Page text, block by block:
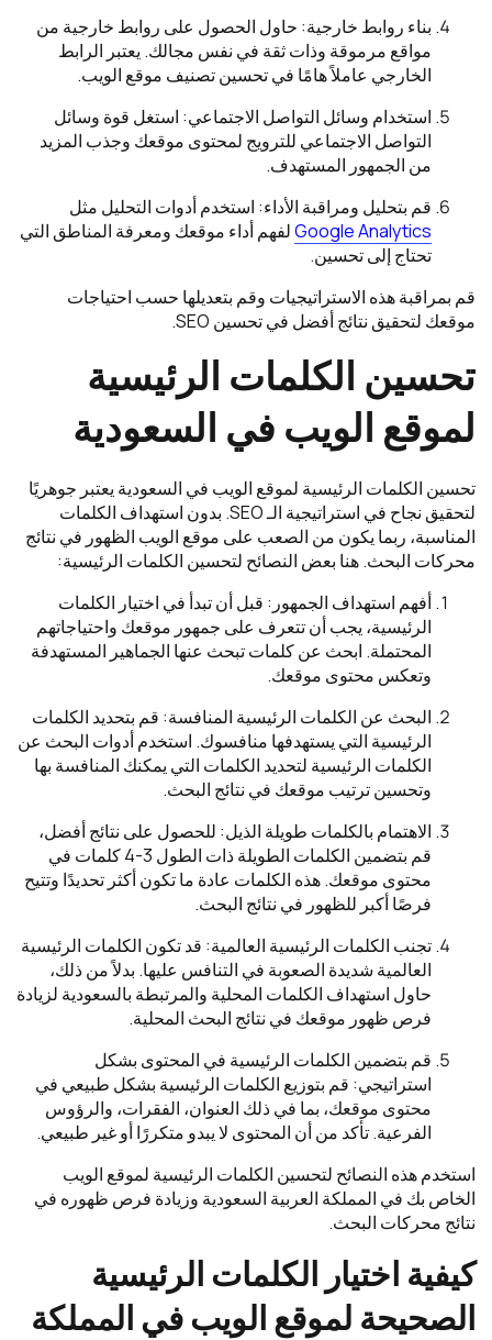
بناء روابط خارجية: حاول الحصول على روابط خارجية من
مواقع مرموقة وذات ثقة في نفس مجالك. يعتبر الرابط
الخارجي عاملاً هامًا في تحسين تصنيف موقع الويب.
استخدام وسائل التواصل الاجتماعي: استغل قوة وسائل
التواصل الاجتماعي للترويج لمحتوى موقعك وجذب المزيد
من الجمهور المستهدف.
قم بتحليل ومراقبة الأداء: استخدم أدوات التحليل مثل
Google Analyticsلفهم أداء موقعك ومعرفة المناطق التي
تحتاج إلى تحسين.
قم بمراقبة هذه الاستراتيجيات وقم بتعديلها حسب احتياجات
موقعك لتحقيق نتائج أفضل في تحسين SEO.
تحسين الكلمات الرئيسية
لموقع الويب في السعودية
تحسين الكلمات الرئيسية لموقع الويب في السعودية يعتبر جوهريًا
لتحقيق نجاح في استراتيجية الـ SEO. بدون استهداف الكلمات
المناسبة، ربما يكون من الصعب على موقع الويب الظهور في نتائج
محركات البحث. هنا بعض النصائح لتحسين الكلمات الرئيسية:
أفهم استهداف الجمهور: قبل أن تبدأ في اختيار الكلمات
الرئيسية، يجب أن تتعرف على جمهور موقعك واحتياجاتهم
المحتملة. ابحث عن كلمات تبحث عنها الجماهير المستهدفة
وتعكس محتوى موقعك.
البحث عن الكلمات الرئيسية المنافسة: قم بتحديد الكلمات
الرئيسية التي يستهدفها منافسوك. استخدم أدوات البحث عن
الكلمات الرئيسية لتحديد الكلمات التي يمكنك المنافسة بها
وتحسين ترتيب موقعك في نتائج البحث.
الاهتمام بالكلمات طويلة الذيل: للحصول على نتائج أفضل،
قم بتضمين الكلمات الطويلة ذات الطول 3-4 كلمات في
محتوى موقعك. هذه الكلمات عادة ما تكون أكثر تحديدًا وتتيح
فرصًا أكبر للظهور في نتائج البحث.
تجنب الكلمات الرئيسية العالمية: قد تكون الكلمات الرئيسية
العالمية شديدة الصعوبة في التنافس عليها. بدلاً من ذلك،
حاول استهداف الكلمات المحلية والمرتبطة بالسعودية لزيادة
فرص ظهور موقعك في نتائج البحث المحلية.
قم بتضمين الكلمات الرئيسية في المحتوى بشكل
استراتيجي: قم بتوزيع الكلمات الرئيسية بشكل طبيعي في
محتوى موقعك، بما في ذلك العنوان، الفقرات، والرؤوس
الفرعية. تأكد من أن المحتوى لا يبدو متكررًا أو غير طبيعي.
استخدم هذه النصائح لتحسين الكلمات الرئيسية لموقع الويب
الخاص بك في المملكة العربية السعودية وزيادة فرص ظهوره في
نتائج محركات البحث.
كيفية اختيار الكلمات الرئيسية
الصحيحة لموقع الويب في المملكة